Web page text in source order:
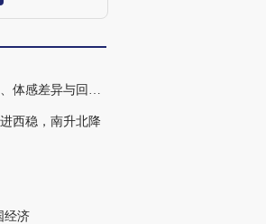
透视2026物价新局：基期轮换、体感差异与回升之路
西稳，南升北降
经济